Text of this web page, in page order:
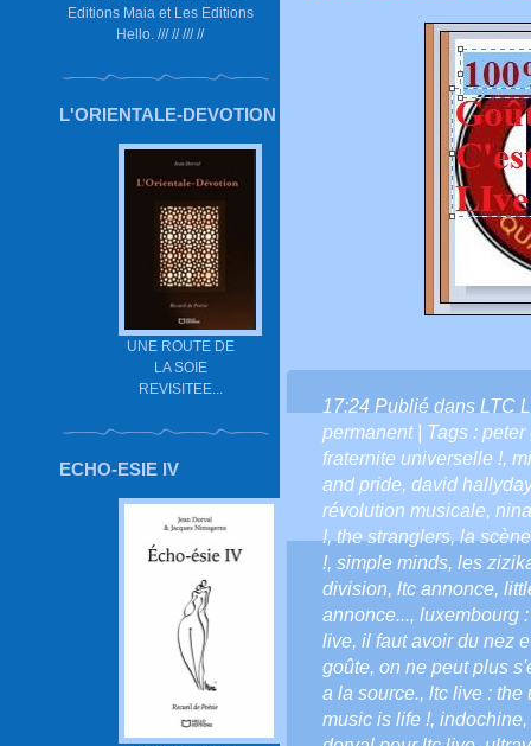
Editions Maia et Les Editions
Hello. /// // /// //
L'ORIENTALE-DEVOTION
UNE ROUTE DE
LA SOIE
REVISITEE...
ECHO-ESIE IV
17:24 Publié dans LTC
permanent| Tags : peter
fraternite universelle !,
and pride, david hallyday
révolution musicale,
!,the stranglers,la
!, simple minds, les
division, ltc annonce,
annonce..., luxembourg
live, il faut avoir du nez
goûte, on ne peut plus
a la source., ltc live : the
music is life !, indochine,